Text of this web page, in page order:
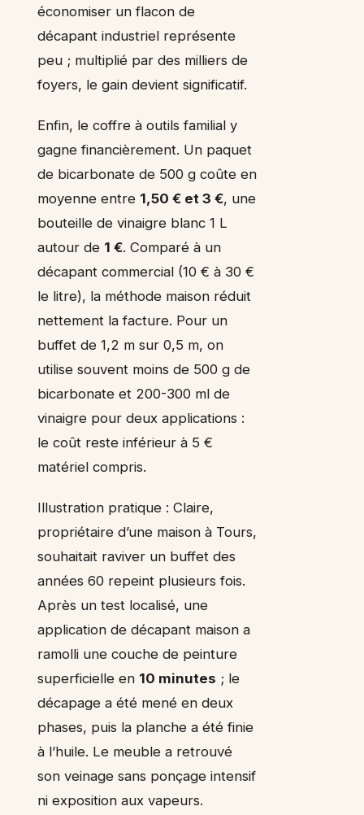
économiser un flacon de
décapant industriel représente
peu ; multiplié par des milliers de
foyers, le gain devient significatif.
Enfin, le coffre à outils familial y
gagne financièrement. Un paquet
de bicarbonate de 500 g coûte en
moyenne entre 1,50 € et 3 €, une
bouteille de vinaigre blanc 1 L
autour de 1 €. Comparé à un
décapant commercial (10 € à 30 €
le litre), la méthode maison réduit
nettement la facture. Pour un
buffet de 1,2 m sur 0,5 m, on
utilise souvent moins de 500 g de
bicarbonate et 200-300 ml de
vinaigre pour deux applications :
le coût reste inférieur à 5 €
matériel compris.
Illustration pratique : Claire,
propriétaire d’une maison à Tours,
souhaitait raviver un buffet des
années 60 repeint plusieurs fois.
Après un test localisé, une
application de décapant maison a
ramolli une couche de peinture
superficielle en 10 minutes ; le
décapage a été mené en deux
phases, puis la planche a été finie
à l’huile. Le meuble a retrouvé
son veinage sans ponçage intensif
ni exposition aux vapeurs.